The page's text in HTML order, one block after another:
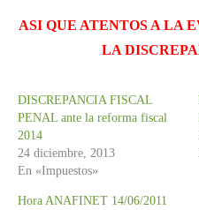
ASI QUE ATENTOS A LA
LA
DISCREPANCIA FISCAL
PENAL ante la reforma fiscal
2014
24 diciembre, 2013
En «Impuestos»
Hora ANAFINET 14/06/2011